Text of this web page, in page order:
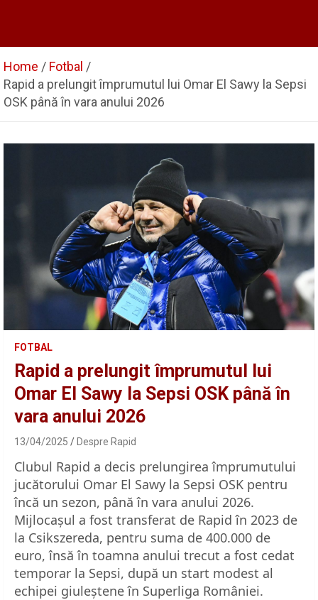
Home
Fotbal
Rapid a prelungit împrumutul lui Omar El Sawy la Sepsi
OSK până în vara anului 2026
FOTBAL
Rapid a prelungit împrumutul lui
Omar El Sawy la Sepsi OSK până în
vara anului 2026
13/04/2025 Despre Rapid
Clubul Rapid a decis prelungirea împrumutului
jucătorului Omar El Sawy la Sepsi OSK pentru
încă un sezon, până în vara anului 2026.
Mijlocașul a fost transferat de Rapid în 2023 de
la Csikszereda, pentru suma de 400.000 de
euro, însă în toamna anului trecut a fost cedat
temporar la Sepsi, după un start modest al
echipei giuleștene în Superliga României.